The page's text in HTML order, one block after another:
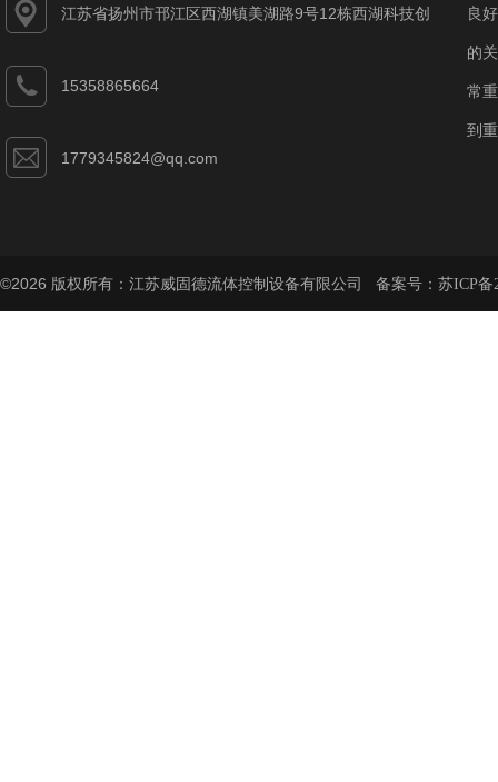
江苏省扬州市邗江区西湖镇美湖路9号12栋西湖科技创
15358865664
1779345824@qq.com
良
的
常
到
©2026 版权所有：江苏威固德流体控制设备有限公司 备案号： 苏ICP备